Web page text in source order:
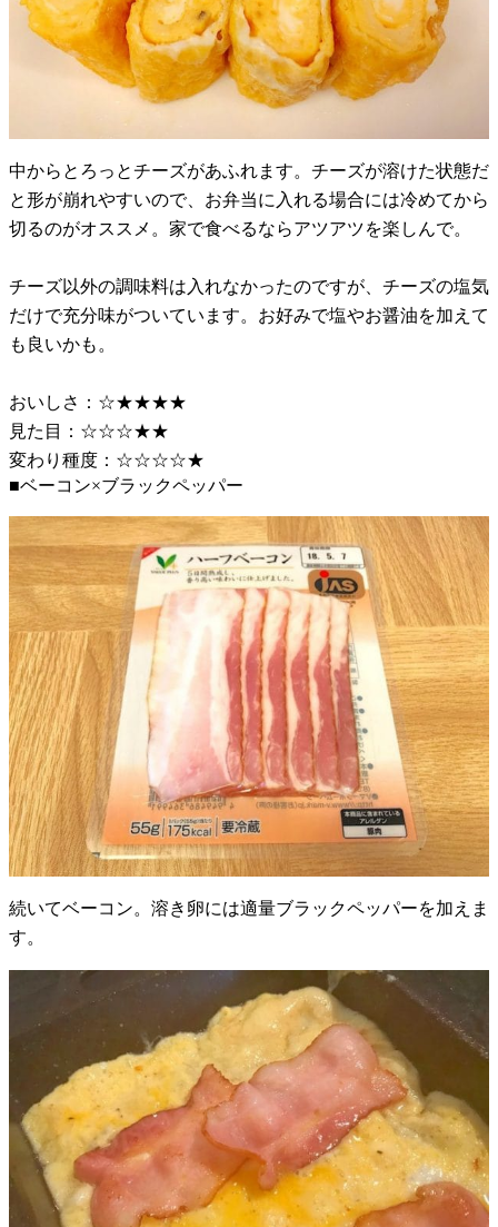
中からとろっとチーズがあふれます。チーズが溶けた状態だ
と形が崩れやすいので、お弁当に入れる場合には冷めてから
切るのがオススメ。家で食べるならアツアツを楽しんで。
チーズ以外の調味料は入れなかったのですが、チーズの塩気
だけで充分味がついています。お好みで塩やお醤油を加えて
も良いかも。
おいしさ：☆★★★★
見た目：☆☆☆★★
変わり種度：☆☆☆☆★
■ベーコン×ブラックペッパー
続いてベーコン。溶き卵には適量ブラックペッパーを加えま
す。